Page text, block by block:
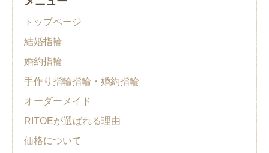
トップページ
結婚指輪
婚約指輪
手作り指輪指輪・婚約指輪
オーダーメイド
RITOEが選ばれる理由
価格について